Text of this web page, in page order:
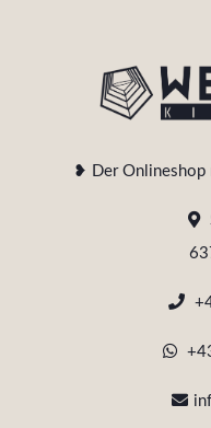
❥ Der Onlineshop